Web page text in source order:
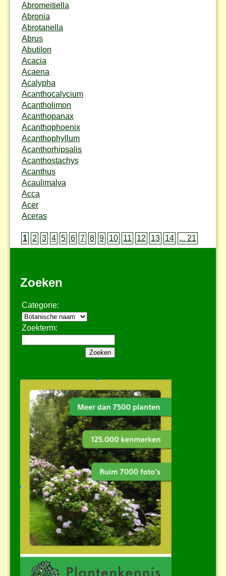
Abromeitiella
Abronia
Abrotanella
Abrus
Abutilon
Acacia
Acaena
Acalypha
Acanthocalycium
Acantholimon
Acanthopanax
Acanthophoenix
Acanthophyllum
Acanthorhipsalis
Acanthostachys
Acanthus
Acaulimalva
Acca
Acer
Aceras
1 2 3 4 5 6 7 8 9 10 11 12 13 14 ... 21
Zoeken
Categorie:
Zoekterm: